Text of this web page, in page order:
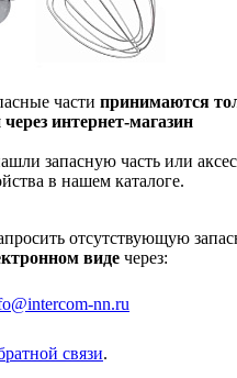
части принимаются
интернет-магазин
запасную часть или
в нашем каталоге.
отсутствующую
виде через:
nn.ru
связи.